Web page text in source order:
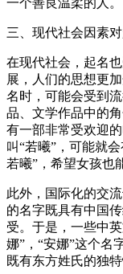
三、现代社会因素
在现代社会，起名
展，人们的思想更
名时，可能会受到
品、文学作品中的
有一部非常受欢迎
叫“若曦”，可能就
若曦”，希望女孩也
此外，国际化的交
的名字既具有中国
受。于是，一些中
娜”，“安娜”这个名
既有东方姓氏的独